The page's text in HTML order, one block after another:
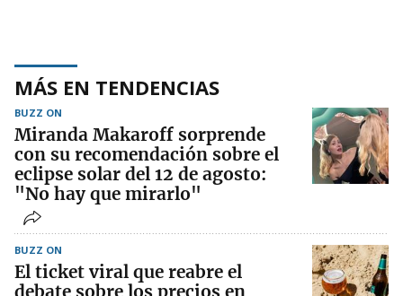
MÁS EN TENDENCIAS
BUZZ ON
Miranda Makaroff sorprende
con su recomendación sobre el
eclipse solar del 12 de agosto:
"No hay que mirarlo"
BUZZ ON
El ticket viral que reabre el
debate sobre los precios en